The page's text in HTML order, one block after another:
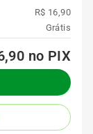
R$ 16,90
Grátis
no PIX